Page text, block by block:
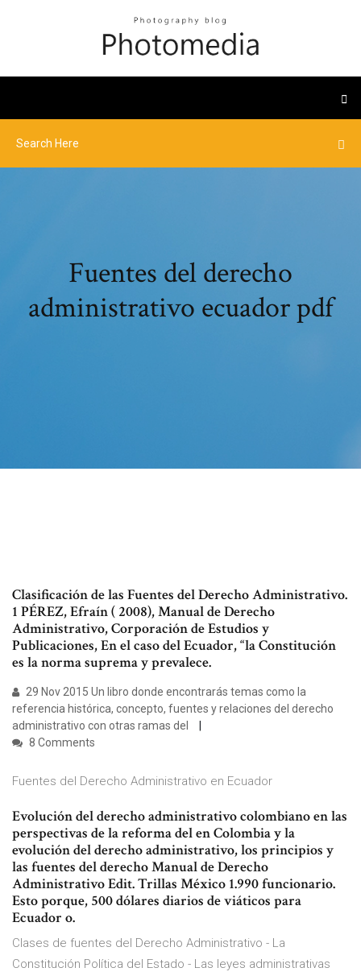
Fuentes del derecho
administrativo ecuador pdf
Clasificación de las Fuentes del Derecho Administrativo.
1 PÉREZ, Efraín ( 2008), Manual de Derecho
Administrativo, Corporación de Estudios y
Publicaciones, En el caso del Ecuador, “la Constitución
es la norma suprema y prevalece.
29 Nov 2015 Un libro donde encontrarás temas como la
referencia histórica, concepto, fuentes y relaciones del derecho
administrativo con otras ramas del
8 Comments
Fuentes del Derecho Administrativo en Ecuador
Evolución del derecho administrativo colombiano en las
perspectivas de la reforma del en Colombia y la
evolución del derecho administrativo, los principios y
las fuentes del derecho Manual de Derecho
Administrativo Edit. Trillas México 1.990 funcionario.
Esto porque, 500 dólares diarios de viáticos para
Ecuador o.
Clases de fuentes del Derecho Administrativo - La
Constitución Política del Estado - Las leyes administrativas